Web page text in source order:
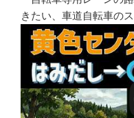
きたい、車道自転車の